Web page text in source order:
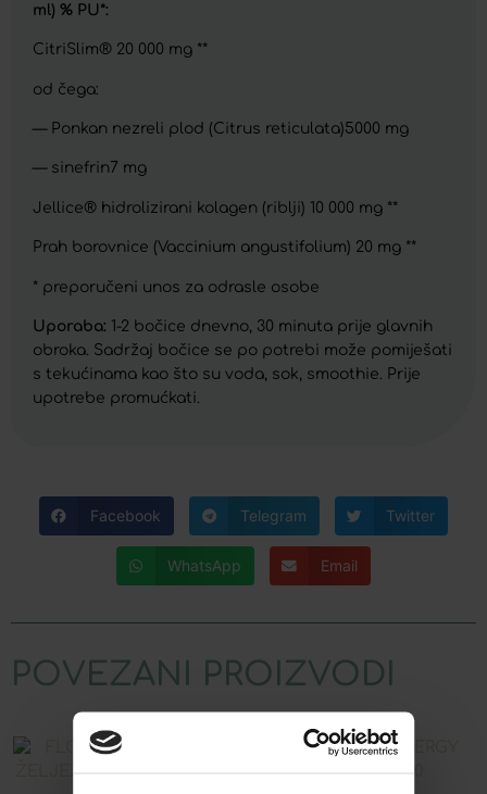
ml) % PU*:
CitriSlim® 20 000 mg **
od čega:
— Ponkan nezreli plod (Citrus reticulata)5000 mg
— sinefrin7 mg
Jellice® hidrolizirani kolagen (riblji) 10 000 mg **
Prah borovnice (Vaccinium angustifolium) 20 mg **
* preporučeni unos za odrasle osobe
Uporaba: 1-2 bočice dnevno, 30 minuta prije glavnih
obroka. Sadržaj bočice se po potrebi može pomiješati
s tekućinama kao što su voda, sok, smoothie. Prije
upotrebe promućkati.
Facebook Telegram Twitter
WhatsApp Email
POVEZANI PROIZVODI